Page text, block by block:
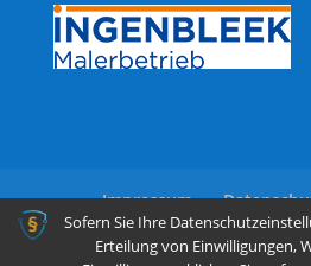
Impressum
Sofern Sie Ihre
Erteilung von Einwilligungen,